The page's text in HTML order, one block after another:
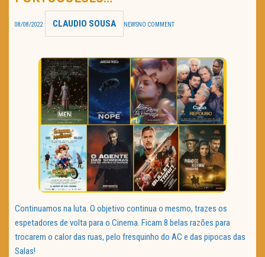
NOTA PESSOAL
TRAILER DO DIA
Política de Privacidade
08/08/2022 CLAUDIO SOUSA NEWSNO COMMENT
Continuamos na luta. O objetivo continua o mesmo, trazes os
espetadores de volta para o Cinema. Ficam 8 belas razões para
trocarem o calor das ruas, pelo fresquinho do AC e das pipocas das
Salas!